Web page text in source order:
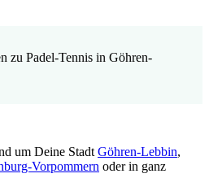
zu Padel-Tennis in Göhren-
um Deine Stadt Göhren-Lebbin,
Vorpommern oder in ganz